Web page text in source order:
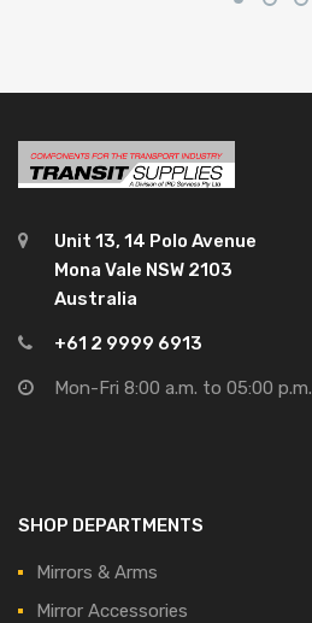
Unit 13, 14 Polo Avenue
Mona Vale NSW 2103
Australia
+61 2 9999 6913
Mon-Fri 8:00 a.m. to 05:00 p.m.
SHOP DEPARTMENTS
Mirrors & Arms
Mirror Accessories